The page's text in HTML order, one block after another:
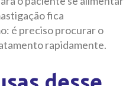
fica
é preciso procurar o
rapidamente.